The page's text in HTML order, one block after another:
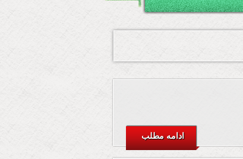
ادامه مطلب